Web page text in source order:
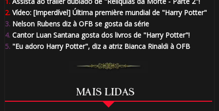
2.Vídeo: [Imperdível] Última première mundial de "Harry Potter"
3.Nelson Rubens diz à OFB se gosta da série
4.Cantor Luan Santana gosta dos livros de "Harry Potter"!
5."Eu adoro Harry Potter", diz a atriz Bianca Rinaldi à OFB
MAIS LIDAS